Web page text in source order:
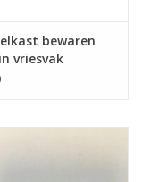
bewaren
vriesvak